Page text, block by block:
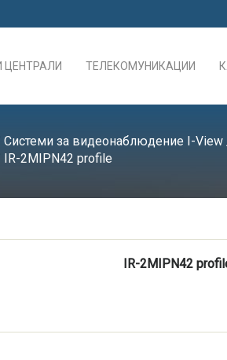
ЦЕНТРАЛИ ТЕЛЕКОМУНИКАЦИИ
Системи за видеонаблюдение I-View
IR-2MIPN42 profile
IR-2MIPN42